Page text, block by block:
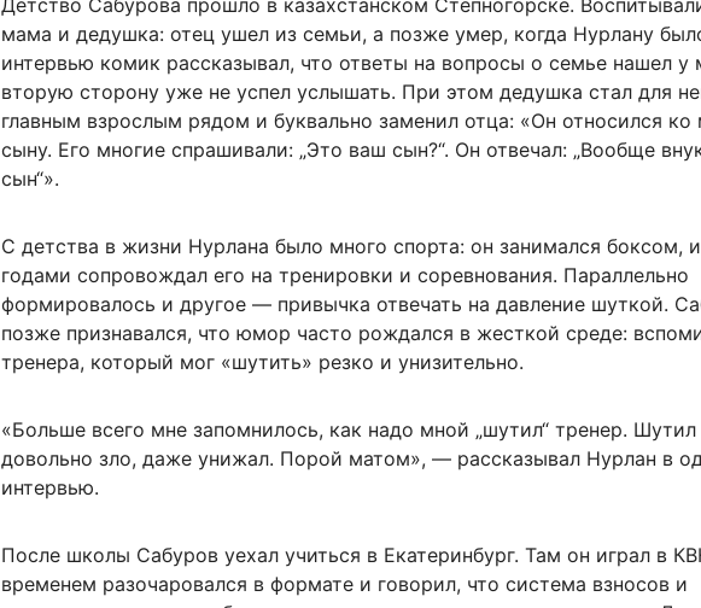
Детство Сабурова прошло в казахстанском Степногорске.
мама и дедушка: отец ушел из семьи, а позже умер, когда Нурлану
интервью комик рассказывал, что ответы на вопросы о семье нашел у
вторую сторону уже не успел услышать. При этом дедушка стал для
главным взрослым рядом и буквально заменил отца: «Он относился ко
сыну. Его многие спрашивали: „Это ваш сын?“. Он отвечал: „Вообще
сын“».
С детства в жизни Нурлана было много спорта: он занимался боксом,
годами сопровождал его на тренировки и соревнования. Параллельно
формировалось и другое — привычка отвечать на давление шуткой.
позже признавался, что юмор часто рождался в жесткой среде:
тренера, который мог «шутить» резко и унизительно.
«Больше всего мне запомнилось, как надо мной „шутил“ тренер. Шутил
довольно зло, даже унижал. Порой матом», — рассказывал Нурлан в
интервью.
После школы Сабуров уехал учиться в Екатеринбург. Там он играл в
временем разочаровался в формате и говорил, что система взносов и